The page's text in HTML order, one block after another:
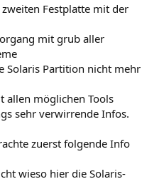
Festplatte mit der
mit grub aller
Solaris Partition nicht mehr
allen möglichen Tools
sehr verwirrende Infos.
zuerst folgende Info
wieso hier die Solaris-